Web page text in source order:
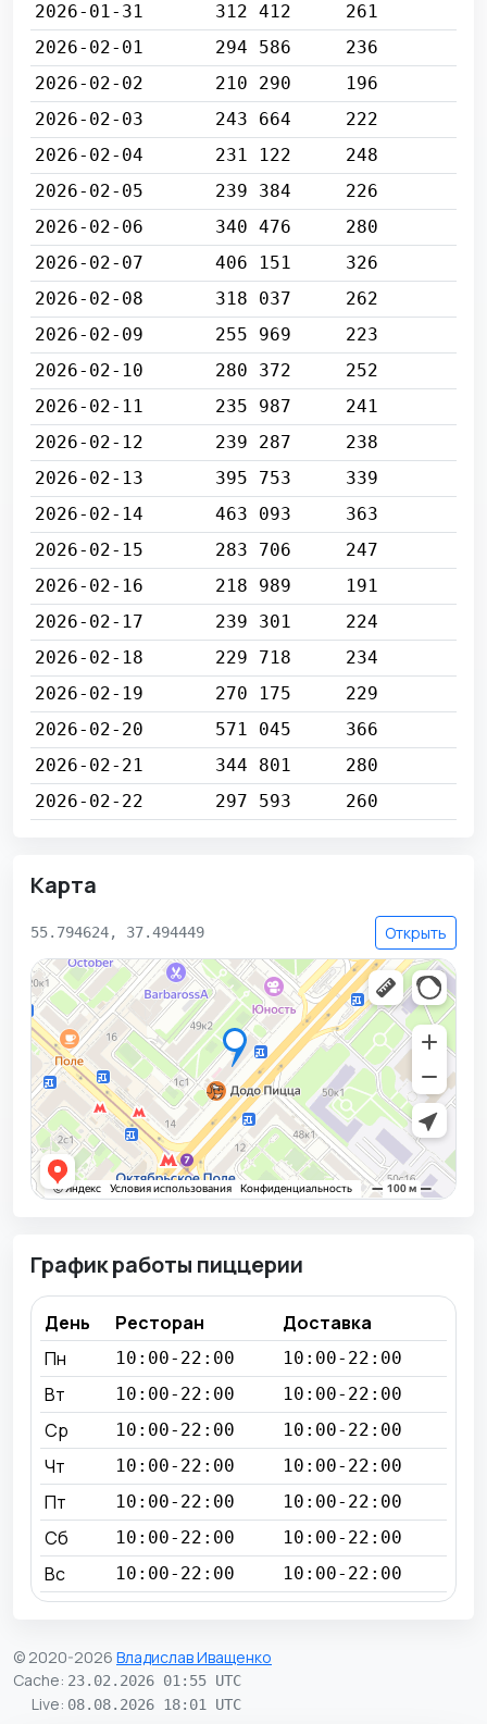
2026-01-31
312 412
261
2026-02-01
294 586
236
2026-02-02
210 290
196
2026-02-03
243 664
222
2026-02-04
231 122
248
2026-02-05
239 384
226
2026-02-06
340 476
280
2026-02-07
406 151
326
2026-02-08
318 037
262
2026-02-09
255 969
223
2026-02-10
280 372
252
2026-02-11
235 987
241
2026-02-12
239 287
238
2026-02-13
395 753
339
2026-02-14
463 093
363
2026-02-15
283 706
247
2026-02-16
218 989
191
2026-02-17
239 301
224
2026-02-18
229 718
234
2026-02-19
270 175
229
2026-02-20
571 045
366
2026-02-21
344 801
280
2026-02-22
297 593 260
Карта
55.794624, 37.494449 Открыть
График работы пиццерии
День Ресторан
Доставка
Пн
10:00-22:00 10:00-22:00
Вт 10:00-22:00 10:00-22:00
Ср 10:00-22:00 10:00-22:00
Чт 10:00-22:00 10:00-22:00
Пт 10:00-22:00 10:00-22:00
Сб 10:00-22:00 10:00-22:00
Вс 10:00-22:00 10:00-22:00
© 2020-2026 Владислав Иващенко
Cache: 23.02.2026 01:55 UTC
Live: 08.08.2026 18:01 UTC